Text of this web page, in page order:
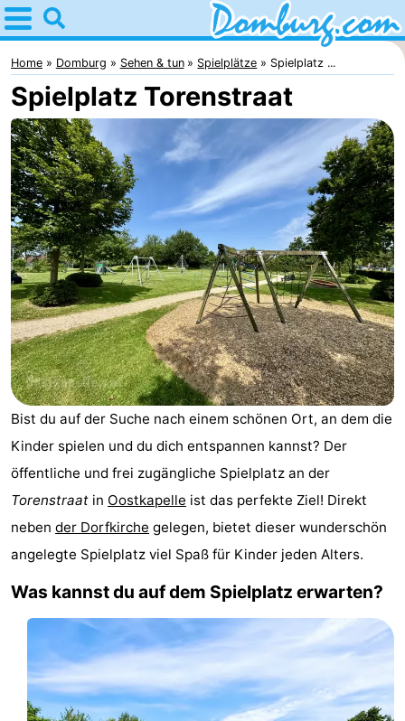
Home
Domburg
Tipps
Für
kindern
Webcam
Webcam
Webcam
Strand
Übernachten
Appartements
-
Park
Loverendale
-
Résidence
Wijngaerde
Campingplätze
Ferienhäuser
-
Buitenhof
-
Domburg
Westhove
Hotels
Zimmer
Home Domburg Sehen & tun Spielplätze Spielplatz ...
Spielplatz Torenstraat
Bist du auf der Suche nach einem schönen Ort, an dem die
Kinder spielen und du dich entspannen kannst? Der
öffentliche und frei zugängliche Spielplatz an der
Torenstraat in Oostkapelle ist das perfekte Ziel! Direkt
neben der Dorfkirche gelegen, bietet dieser wunderschön
angelegte Spielplatz viel Spaß für Kinder jeden Alters.
Was kannst du auf dem Spielplatz erwarten?